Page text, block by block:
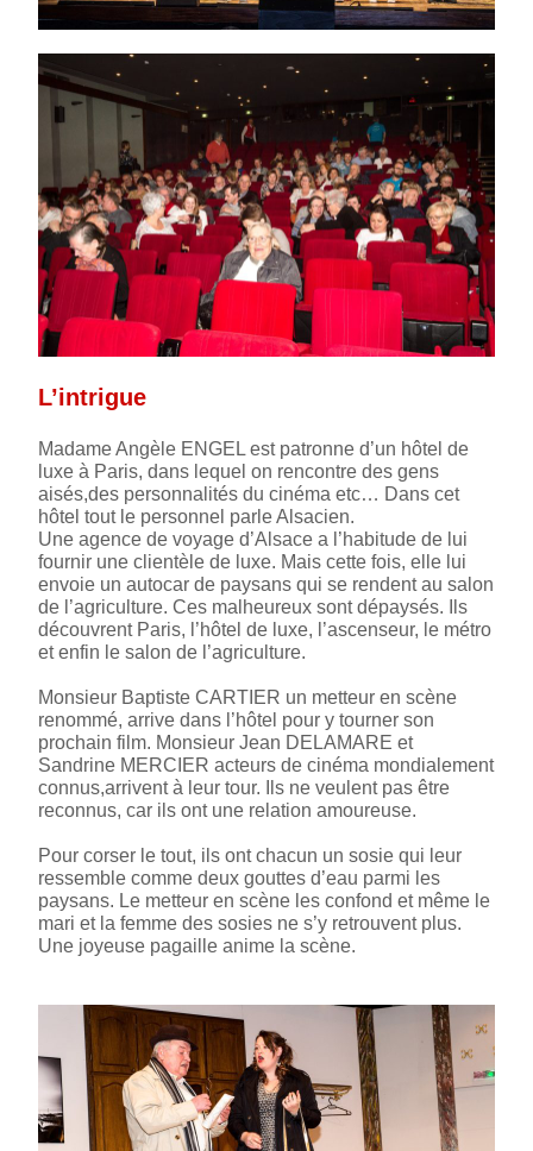
L’intrigue
Madame Angèle ENGEL est patronne d’un hôtel de
luxe à Paris, dans lequel on rencontre des gens
aisés,des personnalités du cinéma etc… Dans cet
hôtel tout le personnel parle Alsacien.
Une agence de voyage d’Alsace a l’habitude de lui
fournir une clientèle de luxe. Mais cette fois, elle lui
envoie un autocar de paysans qui se rendent au salon
de l’agriculture. Ces malheureux sont dépaysés. Ils
découvrent Paris, l’hôtel de luxe, l’ascenseur, le métro
et enfin le salon de l’agriculture.
Monsieur Baptiste CARTIER un metteur en scène
renommé, arrive dans l’hôtel pour y tourner son
prochain film. Monsieur Jean DELAMARE et
Sandrine MERCIER acteurs de cinéma mondialement
connus,arrivent à leur tour. Ils ne veulent pas être
reconnus, car ils ont une relation amoureuse.
Pour corser le tout, ils ont chacun un sosie qui leur
ressemble comme deux gouttes d’eau parmi les
paysans. Le metteur en scène les confond et même le
mari et la femme des sosies ne s’y retrouvent plus.
Une joyeuse pagaille anime la scène.